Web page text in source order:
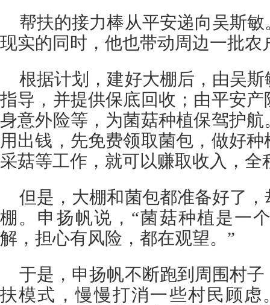
帮扶的接力棒从平安递向吴斯
现实的同时，他也带动周边一批农
根据计划，建好大棚后，由吴
指导，并提供保底回收；由平安
身意外险等，为菌菇种植保驾护
用出钱，先免费领取菌包，做好
采菇等工作，就可以赚取收入，全
但是，大棚和菌包都准备好了
棚。申扬帆说，“菌菇种植是一
解，担心有风险，都在观望。”
于是，申扬帆不断跑到周围村
扶模式，慢慢打消一些村民顾虑